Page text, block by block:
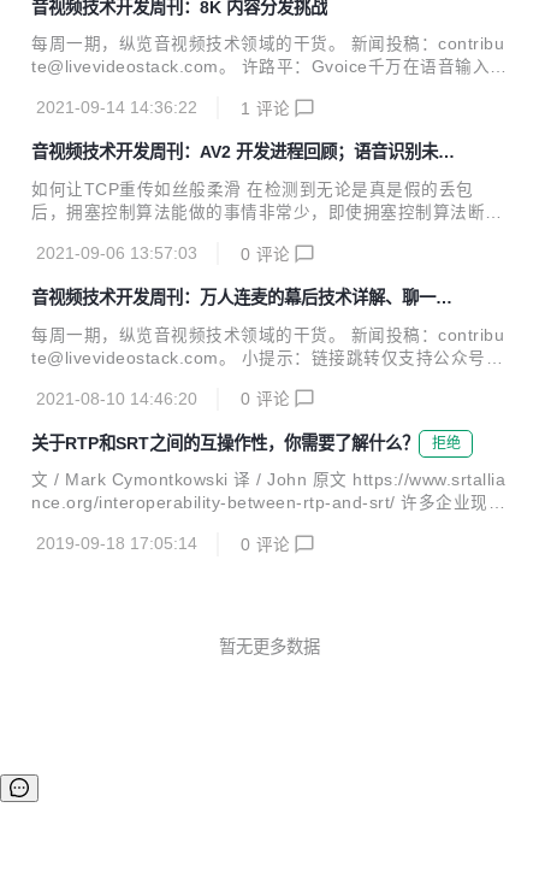
音视频技术开发周刊：8K 内容分发挑战
每周一期，纵览音视频技术领域的干货。 新闻投稿：contribu
te@livevideostack.com。 许路平：Gvoice千万在语音输入的
务，其特点是高并发、覆盖全球。本次分享的嘉宾许路平是G
e针对性的架构与协议的设计原则和方法，高可用保障与成本
控制，重点性能突破和未来展望等。 陈曦：超低延迟下的实时
合唱体验升级 RTC（实时音视频通信）近年来广泛应用于语
0ms-300ms，已经可以满足大部分场景的互动需求。...
2021-09-14 14:36:22 1 评论
音视频技术开发周刊：AV2 开发进程回顾；语音识别未来
十年还能做什么？
如何让TCP重传如丝般柔滑 在检测到无论是真是假的丢包
后，拥塞控制算法能做的事情非常少，即使拥塞控制算法断定
依然要拿回控制权，拥塞控制算法只能等待undo。 网络架构
ormer与MLP 本文是中科大&MSRA在DNN的CNN、Transfor
mer以及MLP三大流派纷争方面的一点深入思考。为分析不同
架构的特性，作者首先构建了一个统一架构SPACH将Mixing
行挖掘得出：多阶段优于单阶段、局部建模非常重要以及C
2021-09-06 13:57:03 0 评论
音视频技术开发周刊：万人连麦的幕后技术详解、聊一聊
虚拟背景背后的技术
每周一期，纵览音视频技术领域的干货。 新闻投稿：contribu
te@livevideostack.com。 小提示：链接跳转仅支持公众号相
峰畅科技联合创始人&CTO 段先德在LiveVideoStack2021上
海站的演讲内容，以峰畅科技采用OWT开源媒体服务器在金
融行业的应用为实际案例，详细解析如何用平台化方法破解场
景碎片化、定制化的难题，达到图形化编辑工作流的方式支持
业务流程创新的目的。 美摄智能生产平台，轻松搞定视频制作
——对话美摄科技研发总监黄裔 如今，视频已经逐渐成为人与
人之间的一种交流方式，大家越来越爱用视频表达自己的想
2021-08-10 14:46:20 0 评论
关于RTP和SRT之间的互操作性，你需要了解什么？ 拒绝
文 / Mark Cymontkowski 译 / John 原文 https://www.srtallia
nce.org/interoperability-between-rtp-and-srt/ 许多企业现有
RT可以通过在不可靠的网络（例如公共网络）上利用SRT隧
到受保护网络（例如企业LAN或MPLS租用线路）内的视频解
2019-09-18 17:05:14 0 评论
暂无更多数据